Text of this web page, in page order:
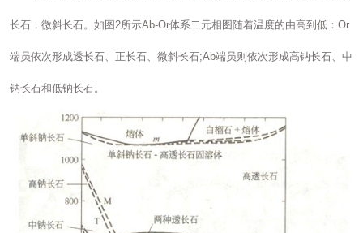
长石，微斜长石。如图2所示Ab-Or体系二元相图随着温度的由高到低：Or
端员依次形成透长石、正长石、微斜长石;Ab端员则依次形成高钠长石、中
钠长石和低钠长石。